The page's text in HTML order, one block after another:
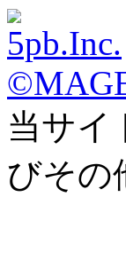
当サイ
びその